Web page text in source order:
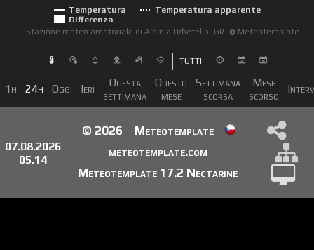
Temperatura
Temperatura apparente
Differenza
Stazione meteo amatoriale di Albinia Orbetello -GR- @ Meteotemplate
TUTTI
1h 24h Oggi Ieri
Questa
settimana
Questo
mese
Settimana
scorsa
Mese
scorso
07.08.2026
05.14
© 2026
Meteotemplate
meteotemplate.com
Meteotemplate 17.2 Nectarine